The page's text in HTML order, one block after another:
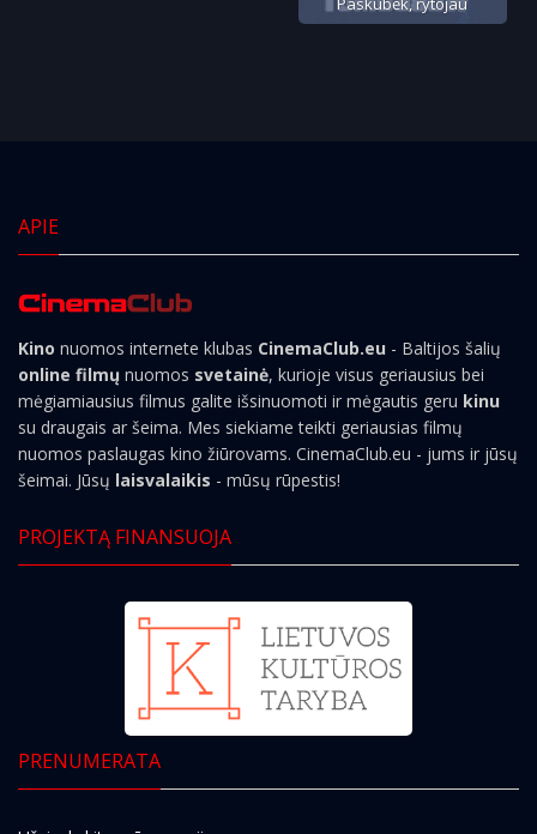
APIE
Kino nuomos internete klubas CinemaClub.eu - Baltijos šalių
online filmų nuomos svetainė, kurioje visus geriausius bei
mėgiamiausius filmus galite išsinuomoti ir mėgautis geru kinu
su draugais ar šeima. Mes siekiame teikti geriausias filmų
nuomos paslaugas kino žiūrovams. CinemaClub.eu - jums ir jūsų
šeimai. Jūsų laisvalaikis - mūsų rūpestis!
PROJEKTĄ FINANSUOJA
PRENUMERATA